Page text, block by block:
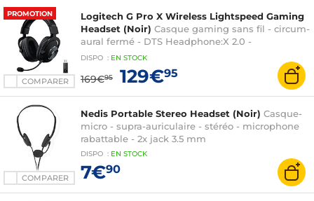
PROMOTION
COMPARER
Logitech G Pro X Wireless Lightspeed Gaming
Headset (Noir) Casque gaming sans fil - circum-
aural fermé - DTS Headphone:X 2.0 -
microphone unidirectionnel à technologie Blue
Vo!ce - mousse à mémoire de forme
DISPO : EN STOCK
169€95 129€95
COMPARER
Nedis Portable Stereo Headset (Noir) Casque-
micro - supra-auriculaire - stéréo - microphone
rabattable - 2x jack 3.5 mm
DISPO : EN STOCK
7€90